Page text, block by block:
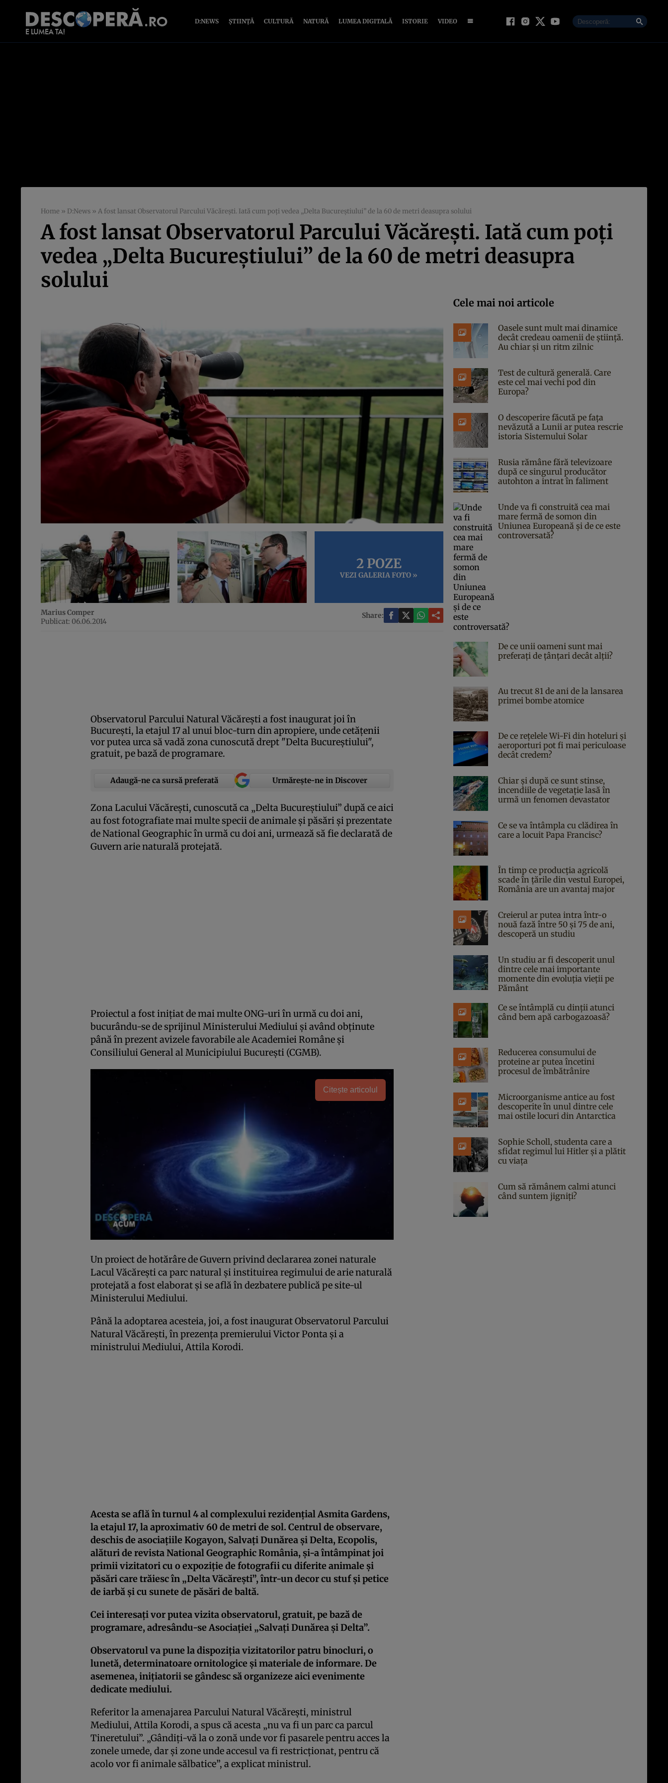
D:NEWS ȘTIINȚĂ CULTURĂ NATURĂ LUMEA DIGITALĂ ISTORIE VIDEO
Home » D:News » A fost lansat Observatorul Parcului Văcăreşti. Iată cum poţi vedea „Delta Bucureştiului” de la 60 de metri deasupra solului
A fost lansat Observatorul Parcului Văcăreşti. Iată cum poţi
vedea „Delta Bucureştiului” de la 60 de metri deasupra
solului
2 POZE
VEZI GALERIA FOTO »
Marius Comper
Publicat: 06.06.2014
Share:
Observatorul Parcului Natural Văcăreşti a fost inaugurat joi în
Bucureşti, la etajul 17 al unui bloc-turn din apropiere, unde cetăţenii
vor putea urca să vadă zona cunoscută drept "Delta Bucureştiului",
gratuit, pe bază de programare.
Adaugă-ne ca sursă preferată Urmărește-ne in Discover
Zona Lacului Văcăreşti, cunoscută ca „Delta Bucureştiului” după ce aici
au fost fotografiate mai multe specii de animale şi păsări şi prezentate
de National Geographic în urmă cu doi ani, urmează să fie declarată de
Guvern arie naturală protejată.
Proiectul a fost iniţiat de mai multe ONG-uri în urmă cu doi ani,
bucurându-se de sprijinul Ministerului Mediului şi având obţinute
până în prezent avizele favorabile ale Academiei Române şi
Consiliului General al Municipiului Bucureşti (CGMB).
Citește articolul
Un proiect de hotărâre de Guvern privind declararea zonei naturale
Lacul Văcăreşti ca parc natural şi instituirea regimului de arie naturală
protejată a fost elaborat şi se află în dezbatere publică pe site-ul
Ministerului Mediului.
Până la adoptarea acesteia, joi, a fost inaugurat Observatorul Parcului
Natural Văcăreşti, în prezenţa premierului Victor Ponta şi a
ministrului Mediului, Attila Korodi.
Acesta se află în turnul 4 al complexului rezidenţial Asmita Gardens,
la etajul 17, la aproximativ 60 de metri de sol. Centrul de observare,
deschis de asociaţiile Kogayon, Salvaţi Dunărea şi Delta, Ecopolis,
alături de revista National Geographic România, şi-a întâmpinat joi
primii vizitatori cu o expoziţie de fotografii cu diferite animale şi
păsări care trăiesc în „Delta Văcăreşti”, într-un decor cu stuf şi petice
de iarbă şi cu sunete de păsări de baltă.
Cei interesaţi vor putea vizita observatorul, gratuit, pe bază de
programare, adresându-se Asociaţiei „Salvaţi Dunărea şi Delta”.
Observatorul va pune la dispoziţia vizitatorilor patru binocluri, o
lunetă, determinatoare ornitologice şi materiale de informare. De
asemenea, iniţiatorii se gândesc să organizeze aici evenimente
dedicate mediului.
Referitor la amenajarea Parcului Natural Văcăreşti, ministrul
Mediului, Attila Korodi, a spus că acesta „nu va fi un parc ca parcul
Tineretului”. „Gândiţi-vă la o zonă unde vor fi pasarele pentru acces la
zonele umede, dar şi zone unde accesul va fi restricţionat, pentru că
acolo vor fi animale sălbatice”, a explicat ministrul.
Cele mai noi articole
Oasele sunt mult mai dinamice
decât credeau oamenii de știință.
Au chiar și un ritm zilnic
Test de cultură generală. Care
este cel mai vechi pod din
Europa?
O descoperire făcută pe fața
nevăzută a Lunii ar putea rescrie
istoria Sistemului Solar
Rusia rămâne fără televizoare
după ce singurul producător
autohton a intrat în faliment
Unde va fi construită cea mai
mare fermă de somon din
Uniunea Europeană și de ce este
controversată?
De ce unii oameni sunt mai
preferați de țânțari decât alții?
Au trecut 81 de ani de la lansarea
primei bombe atomice
De ce rețelele Wi-Fi din hoteluri și
aeroporturi pot fi mai periculoase
decât credem?
Chiar și după ce sunt stinse,
incendiile de vegetație lasă în
urmă un fenomen devastator
Ce se va întâmpla cu clădirea în
care a locuit Papa Francisc?
În timp ce producția agricolă
scade în țările din vestul Europei,
România are un avantaj major
Creierul ar putea intra într-o
nouă fază între 50 și 75 de ani,
descoperă un studiu
Un studiu ar fi descoperit unul
dintre cele mai importante
momente din evoluția vieții pe
Pământ
Ce se întâmplă cu dinții atunci
când bem apă carbogazoasă?
Reducerea consumului de
proteine ar putea încetini
procesul de îmbătrânire
Microorganisme antice au fost
descoperite în unul dintre cele
mai ostile locuri din Antarctica
Sophie Scholl, studenta care a
sfidat regimul lui Hitler și a plătit
cu viața
Cum să rămânem calmi atunci
când suntem jigniți?